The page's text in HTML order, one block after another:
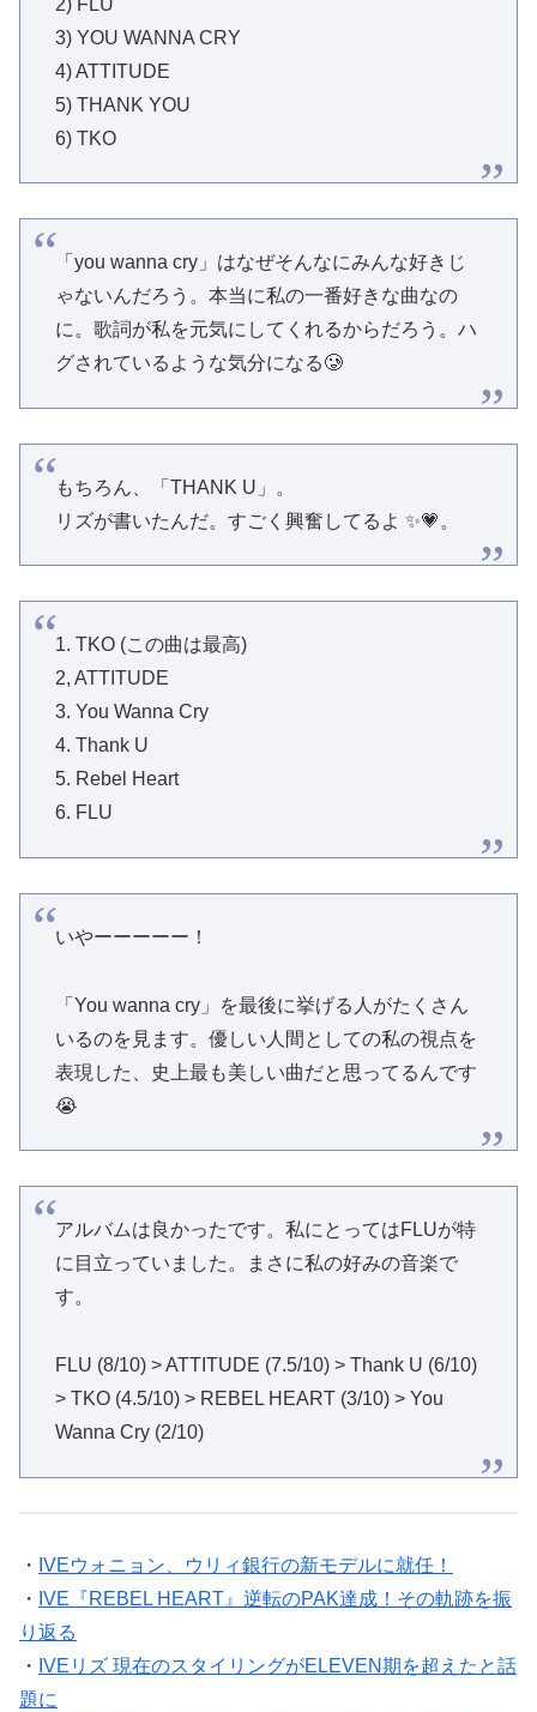
3) YOU WANNA CRY
4) ATTITUDE
5) THANK YOU
6) TKO
「you wanna cry」はなぜそんなにみんな好きじ
ゃないんだろう。本当に私の一番好きな曲なの
に。歌詞が私を元気にしてくれるからだろう。ハ
グされているような気分になる🥲
もちろん、「THANK U」。
リズが書いたんだ。すごく興奮してるよ ✨💗。
1. TKO (この曲は最高)
2, ATTITUDE
3. You Wanna Cry
4. Thank U
5. Rebel Heart
6. FLU
いやーーーーー！
「You wanna cry」を最後に挙げる人がたくさん
いるのを見ます。優しい人間としての私の視点を
表現した、史上最も美しい曲だと思ってるんです
😭
アルバムは良かったです。私にとってはFLUが特
に目立っていました。まさに私の好みの音楽で
す。
FLU (8/10) > ATTITUDE (7.5/10) > Thank U (6/10)
> TKO (4.5/10) > REBEL HEART (3/10) > You
Wanna Cry (2/10)
・ IVEウォニョン、ウリィ銀行の新モデルに就任！
・ IVE『REBEL HEART』逆転のPAK達成！その軌跡を振
り返る
・ IVEリズ 現在のスタイリングがELEVEN期を超えたと話
題に